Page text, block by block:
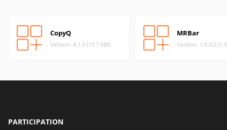
CopyQ
Version: 4.1.0 (13.7 MB)
MRBar
Version: 1.0.0.0
PARTICIPATION